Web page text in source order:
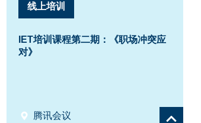
线上培训
IET培训课程第二期：《职场冲突应
对》
腾讯会议